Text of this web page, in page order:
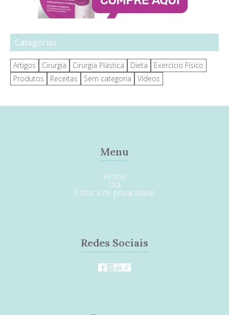
Categorias
Artigos Cirurgia Cirurgia Plástica Dieta
Exercício Físico
Produtos
Receitas Sem categoria Vídeos
Menu
Home
Olá
Política de privacidade
Redes Sociais